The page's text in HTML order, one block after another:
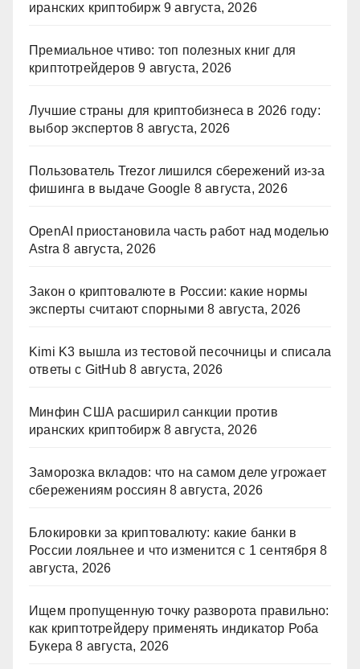
иранских криптобирж 9 августа, 2026
Премиальное чтиво: топ полезных книг для
криптотрейдеров 9 августа, 2026
Лучшие страны для криптобизнеса в 2026 году:
выбор экспертов 8 августа, 2026
Пользователь Trezor лишился сбережений из-за
фишинга в выдаче Google 8 августа, 2026
OpenAI приостановила часть работ над моделью
Astra 8 августа, 2026
Закон о криптовалюте в России: какие нормы
эксперты считают спорными 8 августа, 2026
Kimi K3 вышла из тестовой песочницы и списала
ответы с GitHub 8 августа, 2026
Минфин США расширил санкции против
иранских криптобирж 8 августа, 2026
Заморозка вкладов: что на самом деле угрожает
сбережениям россиян 8 августа, 2026
Блокировки за криптовалюту: какие банки в
России лояльнее и что изменится с 1 сентября 8
августа, 2026
Ищем пропущенную точку разворота правильно:
как криптотрейдеру применять индикатор Роба
Букера 8 августа, 2026